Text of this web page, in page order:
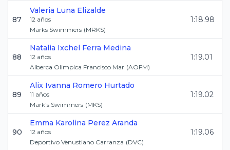
87
Valeria Luna Elizalde
12 años
Marks Swimmers (MRKS)
1:18.98
88
Natalia Ixchel Ferra Medina
12 años
Alberca Olimpica Francisco Mar (AOFM)
1:19.01
89
Alix Ivanna Romero Hurtado
11 años
Mark's Swimmers (MKS)
1:19.02
90
Emma Karolina Perez Aranda
12 años
Deportivo Venustiano Carranza (DVC)
1:19.06